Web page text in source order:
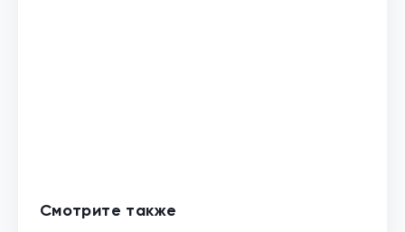
Смотрите также